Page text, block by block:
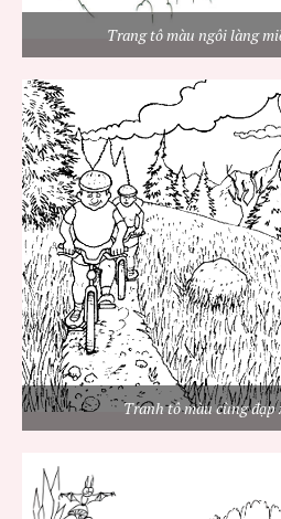
Trang tô màu ngôi làng
Tranh tô màu cùng đạp